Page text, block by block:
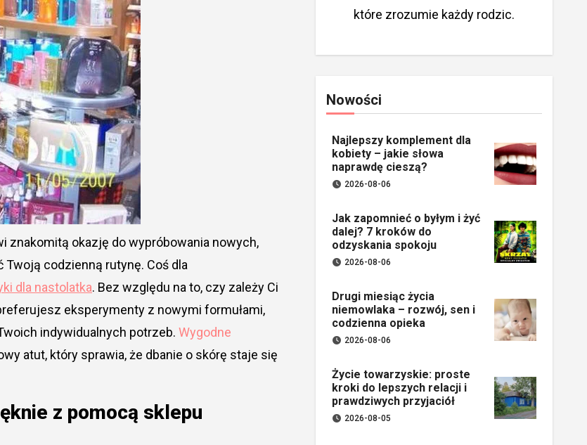
znakomitą okazję do wypróbowania nowych,
codzienną rutynę. Coś dla
dla nastolatka. Bez względu na to, czy zależy Ci
eksperymenty z nowymi formułami,
indywidualnych potrzeb. Wygodne
atut, który sprawia, że dbanie o skórę staje się
z pomocą sklepu
które zrozumie każdy rodzic.
Nowości
Najlepszy komplement dla
kobiety – jakie słowa
naprawdę cieszą?
2026-08-06
Jak zapomnieć o byłym i żyć
dalej? 7 kroków do
odzyskania spokoju
2026-08-06
Drugi miesiąc życia
niemowlaka – rozwój, sen i
codzienna opieka
2026-08-06
Życie towarzyskie: proste
kroki do lepszych relacji i
prawdziwych przyjaciół
2026-08-05